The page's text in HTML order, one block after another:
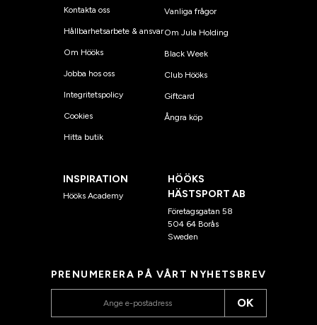
Kontakta oss
Hållbarhetsarbete & ansvar
Om Hööks
Jobba hos oss
Integritetspolicy
Cookies
Hitta butik
Vanliga frågor
Om Jula Holding
Black Week
Club Hööks
Giftcard
Ångra köp
INSPIRATION
Hööks Academy
HÖÖKS
HÄSTSPORT AB
Företagsgatan 58
504 64 Borås
Sweden
PRENUMERERA PÅ VÅRT NYHETSBREV
OK